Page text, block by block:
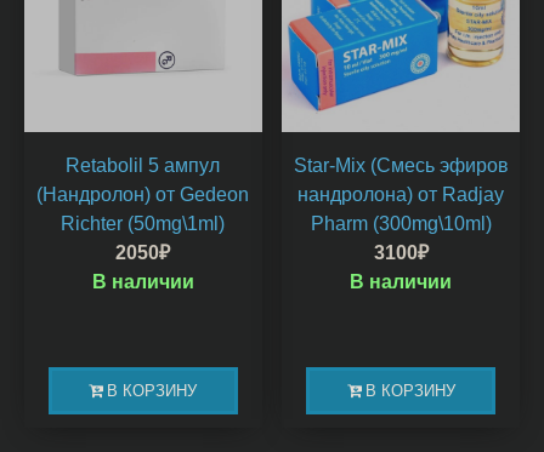
Retabolil 5 ампул
(Нандролон) от Gedeon
Richter (50mg\1ml)
2050₽
В КОРЗИНУ
В наличии
Star-Mix (Смесь эфиров
нандролона) от Radjay
Pharm (300mg\10ml)
3100₽
В КОРЗИНУ
В наличии